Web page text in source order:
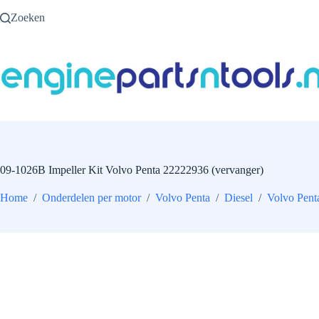
naarZoeken
09-1026B Impeller Kit Volvo Penta 22222936 (vervanger)
Home / Onderdelen per motor / Volvo Penta / Diesel / Volvo